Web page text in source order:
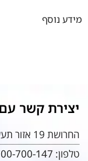
מידע נוסף
יצירת קשר
החרושת 19 אזור תעשיה קרית ביאליק
טלפון: 700-147